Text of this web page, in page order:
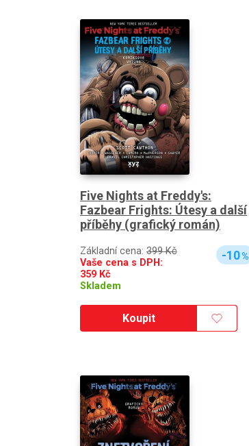
Five Nights at Freddy's:
Fazbear Frights: Útesy a další
příběhy (grafický román)
Základní cena: 399 Kč
Vaše cena s DPH:
359 Kč
Skladem
-10%
Koupit